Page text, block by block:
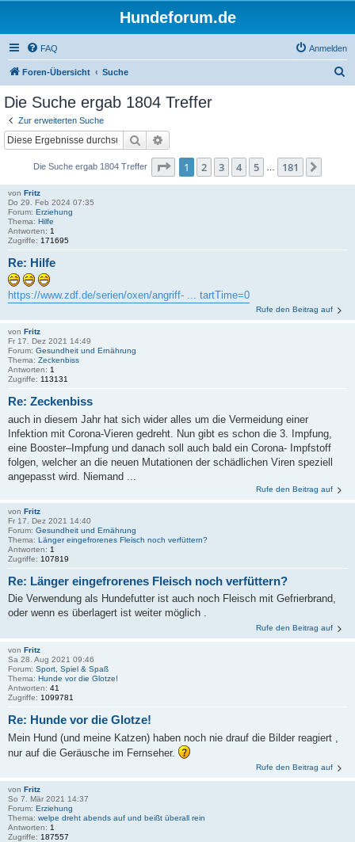
Hundeforum.de
FAQ Anmelden
Foren-Übersicht Suche
Die Suche ergab 1804 Treffer
Zur erweiterten Suche
Suche
Die Suche ergab 1804 Treffer Seite 1von 181
1 2 3 4 5 181
von Fritz
Do 29. Feb 2024 07:35
Forum: Erziehung
Thema: Hilfe
Antworten: 1
Zugriffe: 171695
Re: Hilfe
https://www.zdf.de/serien/oxen/angriff- ... tartTime=0
Rufe den Beitrag auf
von Fritz
Fr 17. Dez 2021 14:49
Forum: Gesundheit und Ernährung
Thema: Zeckenbiss
Antworten: 1
Zugriffe: 113131
Re: Zeckenbiss
auch in diesem Jahr hat sich wider alles um die Vermeidung einer
Infektion mit Corona-Vieren gedreht. Nun gibt es schon die 3. Impfung,
eine Booster–Impfung und danach soll auch bald ein Corona- Impfstoff
folgen, welcher an die neuen Mutationen der schädlichen Viren speziell
angepasst wird. Niemand ...
Rufe den Beitrag auf
von Fritz
Fr 17. Dez 2021 14:40
Forum: Gesundheit und Ernährung
Thema: Länger eingefrorenes Fleisch noch verfüttern?
Antworten: 1
Zugriffe: 107819
Re: Länger eingefrorenes Fleisch noch verfüttern?
Die Verwendung als Hundefutter ist auch noch Fleisch mit Gefrierbrand,
oder wenn es überlagert ist weiter möglich .
Rufe den Beitrag auf
von Fritz
Sa 28. Aug 2021 09:46
Forum: Sport, Spiel & Spaß
Thema: Hunde vor die Glotze!
Antworten: 41
Zugriffe: 1099781
Re: Hunde vor die Glotze!
Mein Hund (und meine Katzen) haben noch nie drauf die Bilder reagiert ,
nur auf die Geräusche im Fernseher.
Rufe den Beitrag auf
von Fritz
So 7. Mär 2021 14:37
Forum: Erziehung
Thema: welpe dreht abends auf und beißt überall rein
Antworten: 1
Zugriffe: 187557